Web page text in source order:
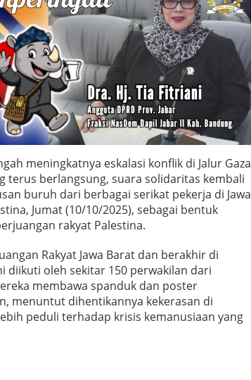
meningkatnya eskalasi konflik di Jalur Gaza
terus berlangsung, suara solidaritas kembali
buruh dari berbagai serikat pekerja di Jawa
Jumat (10/10/2025), sebagai bentuk
rakyat Palestina.
Rakyat Jawa Barat dan berakhir di
diikuti oleh sekitar 150 perwakilan dari
membawa spanduk dan poster
menuntut dihentikannya kekerasan di
peduli terhadap krisis kemanusiaan yang